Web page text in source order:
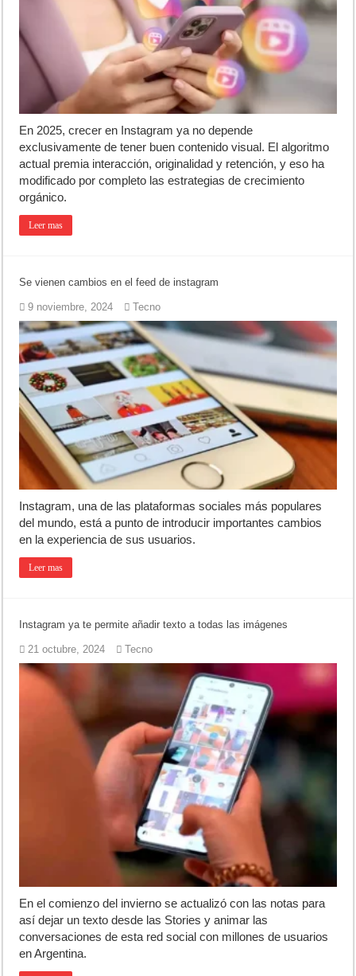
Corte de energía en Olivera: cuándo será y cuánto durará
Detuvieron a la mujer que acompañaba al acusado de balear a un
El pronóstico anticipa una semana que cambiará de golpe en la
En 2025, crecer en Instagram ya no depende
exclusivamente de tener buen contenido visual. El algoritmo
actual premia interacción, originalidad y retención, y eso ha
modificado por completo las estrategias de crecimiento
orgánico.
Leer mas
Se vienen cambios en el feed de instagram
9 noviembre, 2024 Tecno
Instagram, una de las plataformas sociales más populares
del mundo, está a punto de introducir importantes cambios
en la experiencia de sus usuarios.
Leer mas
Instagram ya te permite añadir texto a todas las imágenes
21 octubre, 2024 Tecno
En el comienzo del invierno se actualizó con las notas para
así dejar un texto desde las Stories y animar las
conversaciones de esta red social con millones de usuarios
en Argentina.